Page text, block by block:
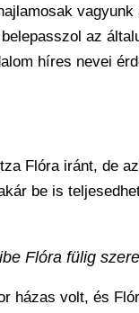
az
híres nevei
Flóra iránt, de
be is
Flóra fülig
házas volt, és